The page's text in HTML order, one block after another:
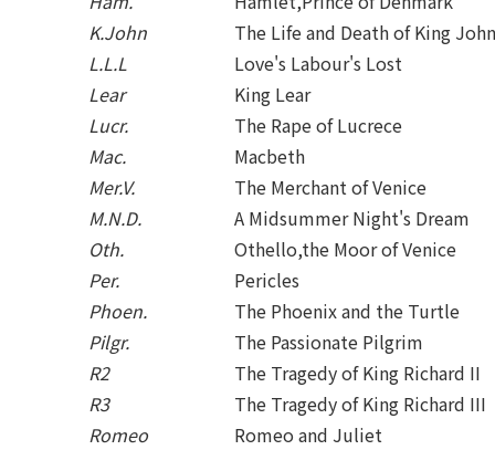
K.John
The Life and Death of King John
L.L.L
Love's Labour's Lost
Lear
King Lear
Lucr.
The Rape of Lucrece
Mac.
Macbeth
Mer.V.
The Merchant of Venice
M.N.D.
A Midsummer Night's Dream
Oth.
Othello,the Moor of Venice
Per.
Pericles
Phoen.
The Phoenix and the Turtle
Pilgr.
The Passionate Pilgrim
R2
The Tragedy of King Richard II
R3
The Tragedy of King Richard III
Romeo
Romeo and Juliet